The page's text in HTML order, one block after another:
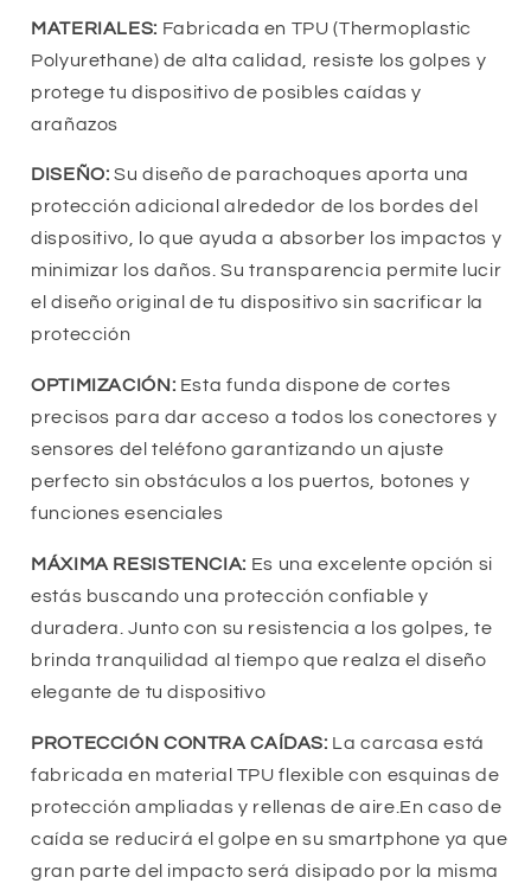
Cámaras,
Silicona
Transparente
Cámaras,
Silicona
Transparente
MATERIALES: Fabricada en TPU (Thermoplastic
Polyurethane) de alta calidad, resiste los golpes y
protege tu dispositivo de posibles caídas y
arañazos
DISEÑO: Su diseño de parachoques aporta una
protección adicional alrededor de los bordes del
dispositivo, lo que ayuda a absorber los impactos y
minimizar los daños. Su transparencia permite lucir
el diseño original de tu dispositivo sin sacrificar la
protección
OPTIMIZACIÓN: Esta funda dispone de cortes
precisos para dar acceso a todos los conectores y
sensores del teléfono garantizando un ajuste
perfecto sin obstáculos a los puertos, botones y
funciones esenciales
MÁXIMA RESISTENCIA: Es una excelente opción si
estás buscando una protección confiable y
duradera. Junto con su resistencia a los golpes, te
brinda tranquilidad al tiempo que realza el diseño
elegante de tu dispositivo
PROTECCIÓN CONTRA CAÍDAS: La carcasa está
fabricada en material TPU flexible con esquinas de
protección ampliadas y rellenas de aire.En caso de
caída se reducirá el golpe en su smartphone ya que
gran parte del impacto será disipado por la misma